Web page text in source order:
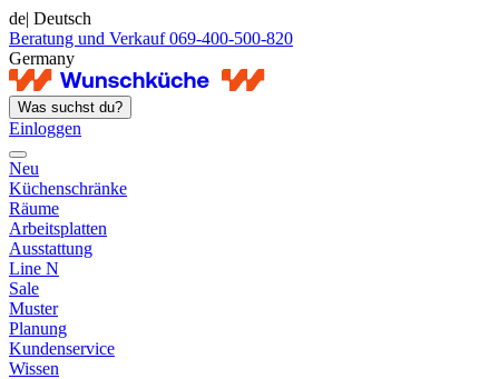
de| Deutsch
Beratung und Verkauf 069-400-500-820
Germany
Was suchst du?
Einloggen
Neu
Küchenschränke
Räume
Arbeitsplatten
Ausstattung
Line N
Sale
Muster
Planung
Kundenservice
Wissen